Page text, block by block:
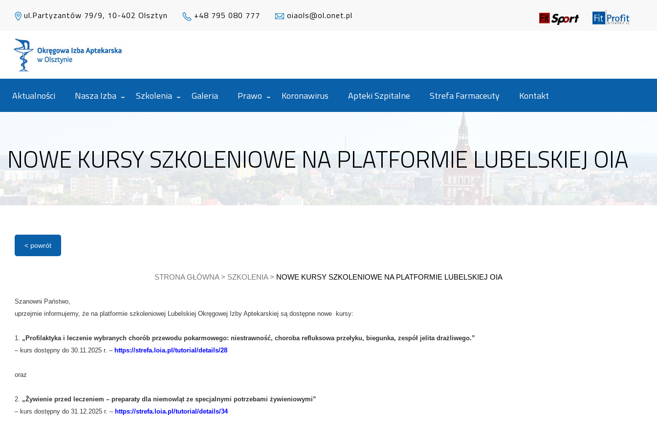
ul.Partyzantów 79/9, 10-402 Olsztyn +48 795 080 777 oiaols@ol.onet.pl
Aktualności Nasza Izba Szkolenia Galeria Prawo Koronawirus Apteki Szpitalne Strefa Farmaceuty Kontakt
NOWE KURSY SZKOLENIOWE NA PLATFORMIE LUBELSKIEJ OIA
< powrót
STRONA GŁÓWNA> SZKOLENIA> NOWE KURSY SZKOLENIOWE NA PLATFORMIE LUBELSKIEJ OIA
Szanowni Państwo,
uprzejmie informujemy, że na platformie szkoleniowej Lubelskiej Okręgowej Izby Aptekarskiej są dostępne nowe kursy:
1. „Profilaktyka i leczenie wybranych chorób przewodu pokarmowego: niestrawność, choroba refluksowa przełyku, biegunka, zespół jelita drażliwego.”
– kurs dostępny do 30.11.2025 r. – https://strefa.loia.pl/tutorial/details/28
oraz
2. „Żywienie przed leczeniem – preparaty dla niemowląt ze specjalnymi potrzebami żywieniowymi”
– kurs dostępny do 31.12.2025 r. – https://strefa.loia.pl/tutorial/details/34